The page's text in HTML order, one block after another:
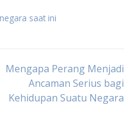
saat ini
Mengapa Perang Menjadi
Ancaman Serius bagi
Kehidupan Suatu Negara